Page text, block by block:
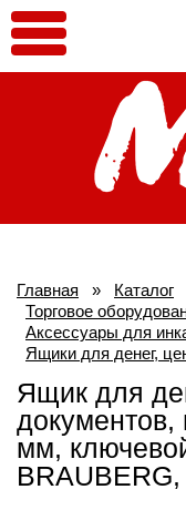
Главная » Каталог
Торговое
Аксессуары для
Ящики для денег,
Ящик для
документов,
мм,